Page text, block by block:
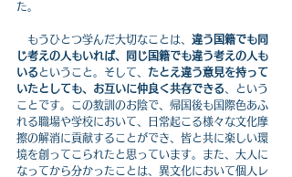
た。
もうひとつ学んだ大切なことは、 違う国籍でも同
じ考えの人もいれば、同じ国籍でも違う考えの人も
いるということ。そして、 たとえ違う意見を持って
いたとしても、お互いに仲良く共存できる 、という
ことです。この教訓のお陰で、帰国後も国際色あふ
れる職場や学校において、日常起こる様々な文化摩
擦の解消に貢献することができ、皆と共に楽しい環
境を創ってこられたと思っています。また、大人に
なってから分かったことは、異文化において個人レ